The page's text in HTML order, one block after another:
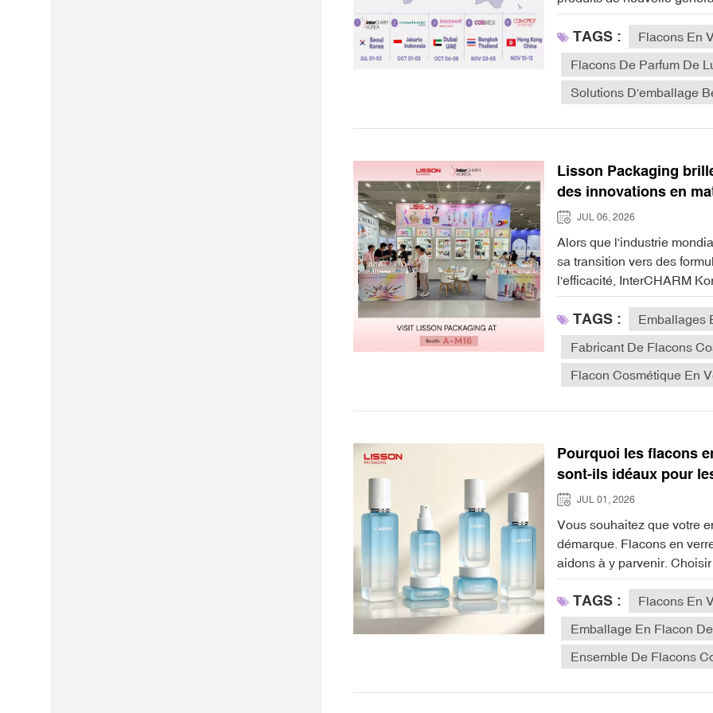
TAGS :
Flacons En
Flacons De Parfum De
Solutions D'emballage
Lisson Packaging
des innovations en
de luxe
JUL 06, 2026
Alors que l'industrie mondiale des cosmétiques et des soins de la peau accélère sa transition vers des formulations plus écologiques, durables et axées sur l'efficacité, InterCHARM Korea, l'un des salons internationaux de la beauté les plus influents d'Asie, a ouvert ses portes à Séoul. En tant que fournisseur mondial de premier plan de solutions et d'emballages cosmétiques, Lisson Packaging a fait une apparition remarquée à Stand A-M16, présentant une matrice complète d'innovations disruptives en matière d'emballage.Le marché sud-coréen est depuis longtemps réputé pour son sens aigu de la mode, ses exigences de qualité rigoureuses et son engagement en faveur d'une beauté propre. S'inscrivant pleinement dans les réglementations environnementales internationales et les tendances des soins de la peau haut de gamme et personnalisés, Lisson Packaging a présenté ses principales gammes de produits lors de ce salon, allant des flacons en verre luxueux et des tubes de crème contour des yeux innovants avec embout massant aux flacons en plastique haute barrière et aux emballages de maquillage sans ABS de pointe. Le stand, très fréquenté, a attiré un grand nombre de marques, d'instituts de recherche et développement et de décideurs d'achat venus de Corée du Sud, d'Europe, des Amériques et d'Asie du Sud-Est.1. Fournisseur et prestataire de solutions d'emballage cosmétique tout-en-un : compétence mondialeSur le salon InterCHARM Korea, le stand A-M16 de Lisson Packaging a attiré tous les regards grâce à son agencement moderne et ouvert, ainsi qu'à la présentation optimisée des produits. L'enseigne bien visible « FOURNISSEUR DE SOLUTIONS ET D'EMBALLAGES COSMÉTIQUES COMPLETS » affichait clairement notre positionnement : nous ne nous contentons pas de fabriquer des contenants ; nous nous engageons à fournir aux marques cosmétiques internationales des solutions d'emballage intégrées, de la conception initiale au développement des moules, en passant par la sélection des matériaux et les traitements de surface personnalisés.Figure 1 : Le stand interactif moderne de Lisson Packaging au A-M16, présentant des solutions d'emballage primaire clés en main aux acheteurs du monde entier.L'événement a suscité un enthousiasme considérable, les acheteurs internationaux et les experts techniques manifestant un vif intérêt pour les dernières innovations de Lisson. Qu'ils recherchent des composants de précision pour des soins ciblés ou des composants éco-responsables pour leurs gammes de maquillage, les visiteurs ont pu échanger en profondeur avec les équipes techniques et commerciales de Lisson. Nos spécialistes sur place ont fourni des analyses détaillées des propriétés des matériaux et des études de faisabilité de fabrication, témoignant ainsi d'une solide expertise en production industrielle et de capacités de service à l'échelle mondiale.2. Gamme d'emballages de crèmes contour des yeux de luxe : Matrice multi-matériaux pour des soins ciblésLa peau délicate du contour des yeux exige un emballage hautement spécialisé pour garantir la stabilité de la formule, une application ciblée et prévenir toute contamination. Reconnue comme experte dans la fabrication de tubes souples, Lisson Packaging a révolutionné la perception du marché en matière d'emballage fonctionnel pour
TAGS :
Emballages
Fabricant De Flacons
Flacon Cosmétique En
Pourquoi les flacons
sont-ils idéaux pour
JUL 01, 2026
Vous souhaitez que votre entreprise de soins de la peau en marque blanche se démarque. Flacons en verre personnalisés pour soins de la peau Nous vous aidons à y parvenir. Choisir le verre, c'est affirmer votre attachement à la qualité et au soin apporté à vos produits. Les flacons en verre préservent la fraîcheur et la qualité de vos préparations. De plus, leurs finitions dépolies ou colorées leur confèrent un aspect esthétique attrayant. En optant pour un emballage réutilisable et recyclable, vous témoignez de votre engagement environnemental. Pour un résultat optimal, faites confiance à un fournisseur comme Lisson Packaging.L'emballage en verre protège les ingrédients sensibles et améliore la qualité du produit.Des designs exceptionnels attirent les clients et renforcent l'identité de votre marque.Les bouteilles écologiques séduisent les consommateurs soucieux de l'environnement d'aujourd'hui. Points clés à retenirLes flacons en verre sur mesure pour les soins de la peau améliorent la qualité des produits en protégeant les ingrédients sensibles et en préservant leur fraîcheur.Les designs et finitions uniques des bouteilles en verre contribuent à construire l'identité de marque et à attirer les clients, rendant ainsi vos produits mémorables.L’emballage en verre écologique séduit les consommateurs soucieux de l’environnement, renforçant ainsi la confiance et la fidélité à la marque.Choisir le bon emballage reflète les valeurs de votre marque et peut avoir un impact significatif sur les décisions d'achat des clients.Collaborer avec un fournisseur fiable comme Lisson Packaging simplifie le processus de lancement de votre gamme de soins de la peau en marque blanche.Pourquoi choisir des flacons en verre personnalisés pour vos soins de la peau ?Qualité et protection des produitsChoisir des flacons en verre personnalisés pour vos cosmétiques de marque privée vous offre un véritable atout. Le verre se distingue par sa capacité à préserver la pureté et la fraîcheur de vos formules. Contrairement au plastique, il est non poreux et n'interagit pas avec les ingrédients sensibles. Vos produits de soin restent ainsi efficaces et intacts, de la première à la dernière goutte. Fini les soucis de substances chimiques indésirables qui pourraient se diffuser dans vos crèmes ou sérums.Les flacons en verre ambré et coloré pour cosmétiques offrent une protection renforcée. Ils bloquent les rayons UV nocifs, qui peuvent dégrader les principes actifs et réduire l'efficacité de vos soins. Le verre crée une barrière protectrice contre l'humidité, empêchant ainsi vos produits de se dessécher et de perdre leur texture. De nombreuses marques privilégient les flacons en verre de haute qualité, conscientes que leurs clients recherchent un emballage sûr, fiable et haut de gamme.« L’emballage en verre est chimiquement stable et n’interagit pas avec le contenu, ce qui est essentiel pour préserver les ingrédients sensibles des soins de la peau. De plus, le verre coloré, comme l’ambre ou le cobalt, protège les produits des rayons UV nocifs qui peuvent dégrader les composants actifs, préservant ainsi leur efficacité au fil du temps. » Identité de marque et esthétiqueL'emballage est la première chose que vos clients voient. Les flacons en verre personnalisés pour vos soins de la peau permettent à votre marque de se démarquer dans les rayons. Vous pouvez opter pour des
TAGS :
Flacons En
Emballage En Flacon
Ensemble De Flacons